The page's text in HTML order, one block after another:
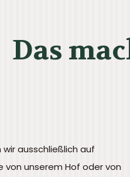
Das
ausschließlich auf
unserem Hof oder von